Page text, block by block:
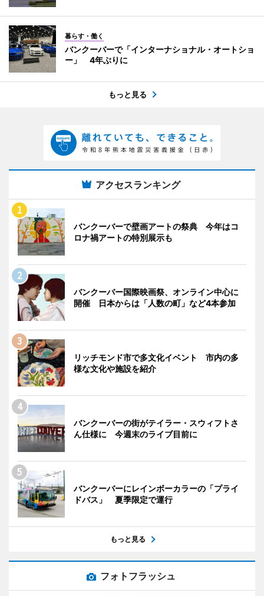
暮らす・働く
バンクーバーで「インターナショナル・オートショ
ー」 4年ぶりに
もっと見る
アクセスランキング
バンクーバーで壁画アートの祭典 今年はコ
ロナ禍アートの特別展示も
バンクーバー国際映画祭、オンライン中心に
開催 日本からは「人数の町」など4本参加
リッチモンド市で多文化イベント 市内の多
様な文化や施設を紹介
バンクーバーの街がテイラー・スウィフトさ
ん仕様に 今週末のライブ目前に
バンクーバーにレインボーカラーの「プライ
ドバス」 夏季限定で運行
もっと見る
フォトフラッシュ